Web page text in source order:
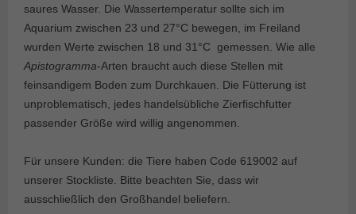
saures Wasser. Die Wassertemperatur sollte sich im
Aquarium zwischen 23 und 27°C bewegen, im Freiland
wurden Werte zwischen 18 und 31°C gemessen. Wie alle
Apistogramma-Arten braucht auch diese Stellen mit
feinsandigem Boden zum Durchkauen. Die Fütterung ist
unproblematisch, jedes handelsübliche Zierfischfutter
passender Größe wird willig angenommen.
Für unsere Kunden: die Tiere haben Code 619002 auf
unserer Stockliste. Bitte beachten Sie, dass wir
ausschließlich den Großhandel beliefern.